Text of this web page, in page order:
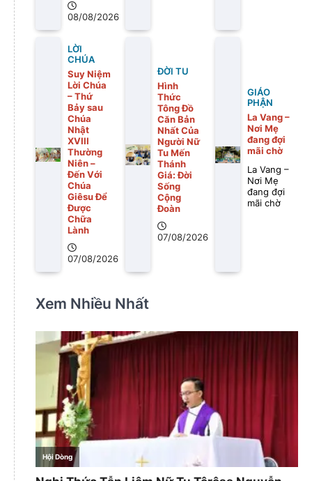
08/08/2026
LỜI
CHÚA
Suy Niệm
Lời Chúa
– Thứ
Bảy sau
Chúa
Nhật
XVIII
Thường
Niên –
Đến Với
Chúa
Giêsu Để
Được
Chữa
Lành
07/08/2026
ĐỜI TU
Hình
Thức
Tông Đồ
Căn Bản
Nhất Của
Người Nữ
Tu Mến
Thánh
Giá: Đời
Sống
Cộng
Đoàn
07/08/2026
GIÁO
PHẬN
La Vang –
Nơi Mẹ
đang đợi
mãi chờ
La Vang –
Nơi Mẹ
đang đợi
mãi chờ
Xem Nhiều Nhất